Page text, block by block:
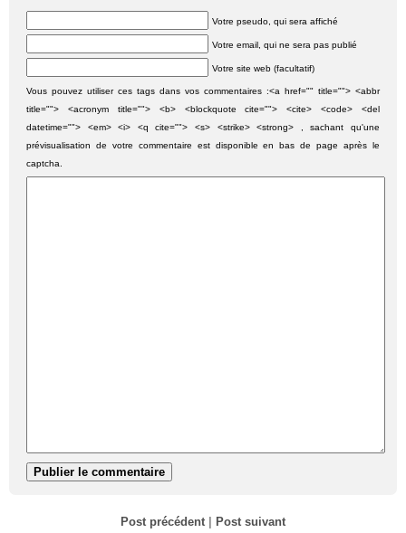
Votre pseudo, qui sera affiché
Votre email, qui ne sera pas publié
Votre site web (facultatif)
Vous pouvez utiliser ces tags dans vos commentaires :<a href="" title=""> <abbr
title=""> <acronym title=""> <b> <blockquote cite=""> <cite> <code> <del
datetime=""> <em> <i> <q cite=""> <s> <strike> <strong> , sachant qu'une
prévisualisation de votre commentaire est disponible en bas de page après le
captcha.
Post précédent| Post suivant